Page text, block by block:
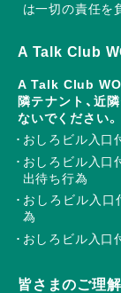
は一切の責任を
A Talk Club
A Talk Club
隣テナント、近
ないでください。
おしろビル入口
おしろビル入口
出待ち行為
おしろビル入口
為
おしろビル入口
皆さまのご理